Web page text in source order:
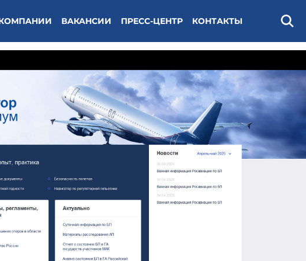
ВАКАНСИИ ПРЕСС-ЦЕНТР КОНТАКТЫ